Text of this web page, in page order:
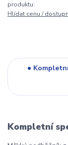
produktu:
Hlídat cenu /
Kompletní